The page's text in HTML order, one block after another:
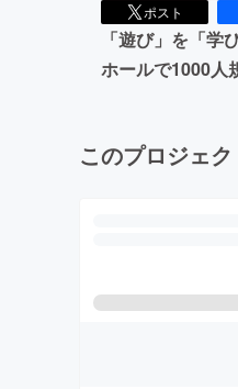
ポスト
「遊び」を「
ホールで1000人
このプロジェ